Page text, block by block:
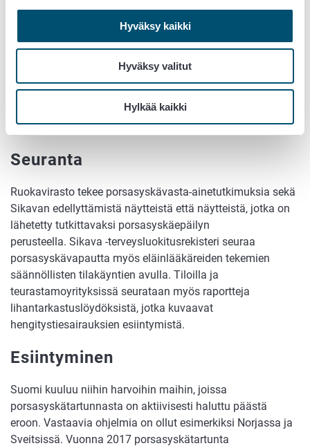
Hyväksy kaikki
Hyväksy valitut
Hylkää kaikki
tason tiloilta. Porsasyskän vastustus koordinoidaan
elinkeinon toimesta.
Saneeraustapoja on useita ja se edellyttää tarkkaa
etukäteissuunnitelmaa ja toimintaa etenkin niissä
tilanteissa, joissa osa tilan eläimistä halutaan säilyttää.
Seuranta
Ruokavirasto tekee porsasyskävasta-ainetutkimuksia sekä
Sikavan edellyttämistä näytteistä että näytteistä, jotka on
lähetetty tutkittavaksi porsasyskäepäilyn
perusteella. Sikava -terveysluokitusrekisteri seuraa
porsasyskävapautta myös eläinlääkäreiden tekemien
säännöllisten tilakäyntien avulla. Tiloilla ja
teurastamoyrityksissä seurataan myös raportteja
lihantarkastuslöydöksistä, jotka kuvaavat
hengitystiesairauksien esiintymistä.
Esiintyminen
Suomi kuuluu niihin harvoihin maihin, joissa
porsasyskätartunnasta on aktiivisesti haluttu päästä
eroon. Vastaavia ohjelmia on ollut esimerkiksi Norjassa ja
Sveitsissä. Vuonna 2017 porsasyskätartunta